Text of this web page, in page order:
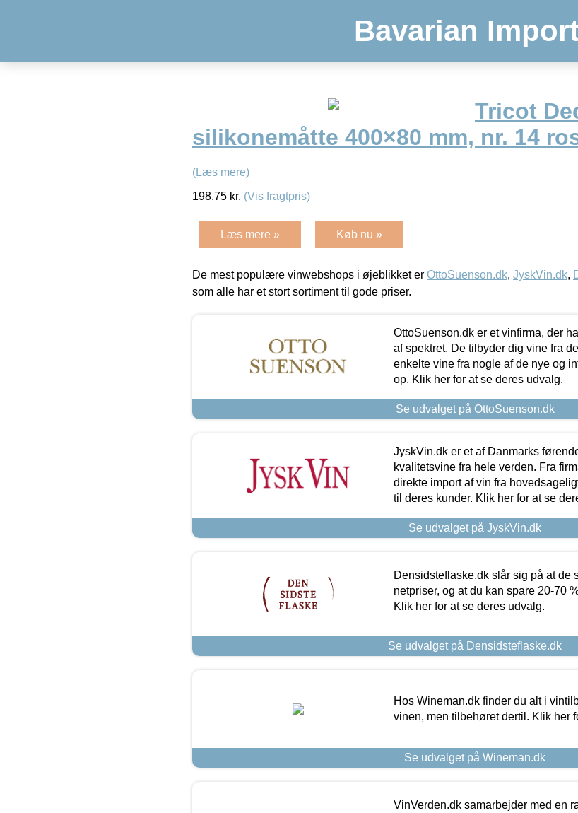
Bavarian
Tricot
silikonemåtte 400×80 mm, nr. 14
(Læs mere)
198.75 kr. (Vis fragtpris)
Læs mere » Køb nu »
De mest populære vinwebshops i øjeblikket er OttoSuenson.dk, JyskVin.dk,
som alle har et stort sortiment til gode priser.
OttoSuenson.dk er et vinfirma, der
af spektret. De tilbyder dig vine fra
enkelte vine fra nogle af de nye og
op. Klik her for at se deres udvalg.
Se udvalget på OttoSuenson.dk
JyskVin.dk er et af Danmarks
kvalitetsvine fra hele verden. Fra
direkte import af vin fra
til deres kunder. Klik her for at se
Se udvalget på JyskVin.dk
Densidsteflaske.dk slår sig på at
netpriser, og at du kan spare 20-70
Klik her for at se deres udvalg.
Se udvalget på Densidsteflaske.dk
Hos Wineman.dk finder du alt i
vinen, men tilbehøret dertil. Klik her
Se udvalget på Wineman.dk
VinVerden.dk samarbejder med en